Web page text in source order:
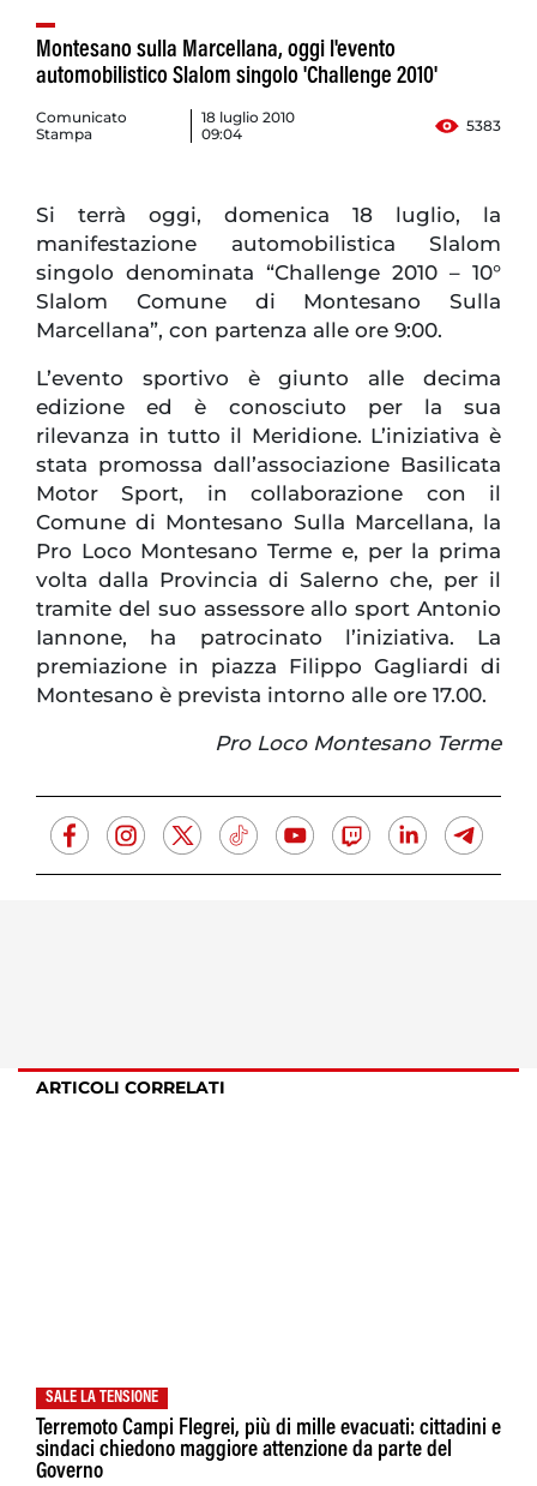
Montesano sulla Marcellana, oggi l'evento
automobilistico Slalom singolo 'Challenge 2010'
Comunicato
Stampa
18 luglio 2010
09:04
5383
Si terrà oggi, domenica 18 luglio, la
manifestazione automobilistica Slalom
singolo denominata “Challenge 2010 – 10°
Slalom Comune di Montesano Sulla
Marcellana”, con partenza alle ore 9:00.
L’evento sportivo è giunto alle decima
edizione ed è conosciuto per la sua
rilevanza in tutto il Meridione. L’iniziativa è
stata promossa dall’associazione Basilicata
Motor Sport, in collaborazione con il
Comune di Montesano Sulla Marcellana, la
Pro Loco Montesano Terme e, per la prima
volta dalla Provincia di Salerno che, per il
tramite del suo assessore allo sport Antonio
Iannone, ha patrocinato l’iniziativa. La
premiazione in piazza Filippo Gagliardi di
Montesano è prevista intorno alle ore 17.00.
Pro Loco Montesano Terme
ARTICOLI CORRELATI
SALE LA TENSIONE
Terremoto Campi Flegrei, più di mille evacuati: cittadini e
sindaci chiedono maggiore attenzione da parte del
Governo